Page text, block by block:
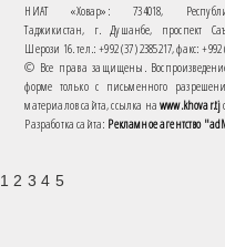
НИАТ «Ховар»: 734018,
Таджикистан, г. Душанбе, проспект
Шерози 16. тел.: +992 (37) 2385217, факс: +992
© Все права защищены.
форме только с письменного
материалов сайта, ссылка наwww.khovar.tj
Разработка сайта: Рекламное агентство
1 2 3 4 5